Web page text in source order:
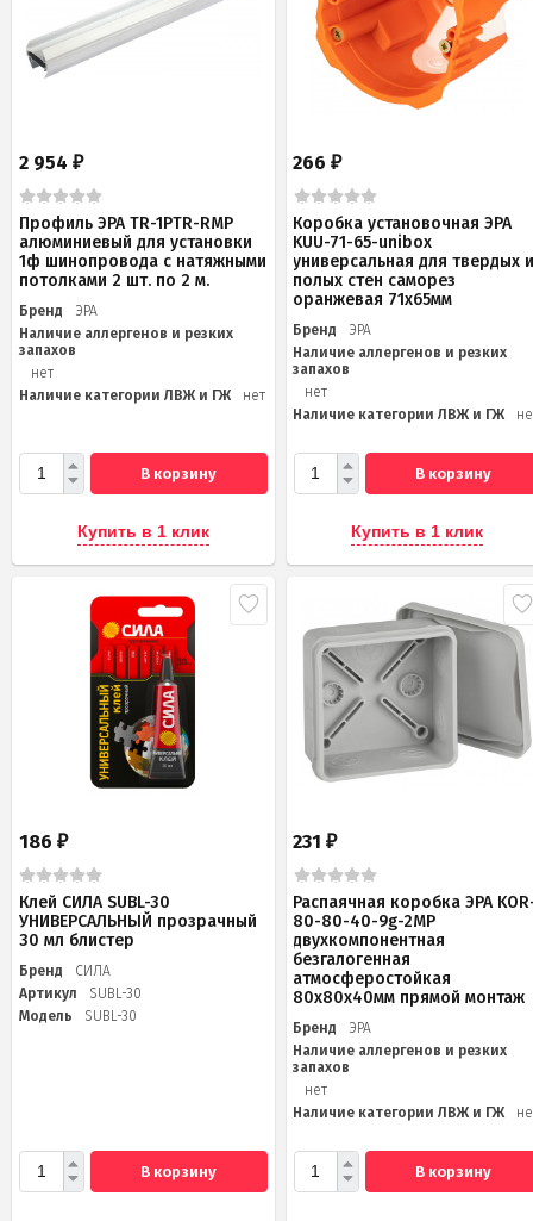
2 954 ₽
Профиль ЭРА TR-1PTR-RMP
алюминиевый для установки
1ф шинопровода с натяжными
потолками 2 шт. по 2 м.
Бренд
ЭРА
Наличие аллергенов и резких
запахов
нет
Наличие категории ЛВЖ и ГЖ
нет
В корзину
Купить в 1 клик
266₽
Коробка установочная ЭРА
KUU-71-65-unibox
универсальная для твердых
полых стен саморез
оранжевая 71х65мм
Бренд
ЭРА
Наличие аллергенов и резких
запахов
нет
Наличие категории ЛВЖ и ГЖ
В корзину
Купить в 1 клик
186 ₽
Клей СИЛА SUBL-30
УНИВЕРСАЛЬНЫЙ прозрачный
30 мл блистер
Бренд
СИЛА
Артикул
SUBL-30
Модель
SUBL-30
В корзину
231₽
Распаячная коробка ЭРА
80-80-40-9g-2MP
двухкомпонентная
безгалогенная
атмосферостойкая
80х80х40мм прямой монтаж
Бренд
ЭРА
Наличие аллергенов и резких
запахов
нет
Наличие категории ЛВЖ и ГЖ
В корзину